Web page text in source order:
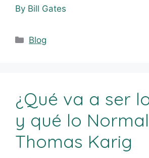
By Bill Gates
Blog
¿Qué va a ser
y qué lo
Thomas Karig